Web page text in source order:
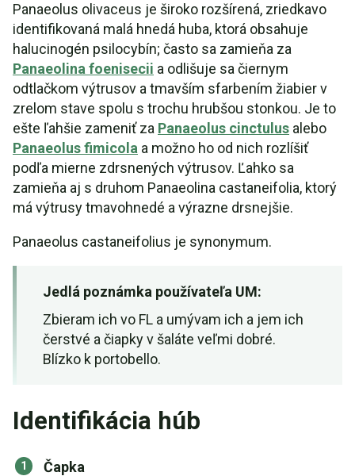
Panaeolus olivaceus je široko rozšírená, zriedkavo
identifikovaná malá hnedá huba, ktorá obsahuje
halucinogén psilocybín; často sa zamieňa za
Panaeolina foenisecii a odlišuje sa čiernym
odtlačkom výtrusov a tmavším sfarbením žiabier v
zrelom stave spolu s trochu hrubšou stonkou. Je to
ešte ľahšie zameniť za Panaeolus cinctulus alebo
Panaeolus fimicola a možno ho od nich rozlíšiť
podľa mierne zdrsnených výtrusov. Ľahko sa
zamieňa aj s druhom Panaeolina castaneifolia, ktorý
má výtrusy tmavohnedé a výrazne drsnejšie.
Panaeolus castaneifolius je synonymum.
Jedlá poznámka používateľa UM:
Zbieram ich vo FL a umývam ich a jem ich
čerstvé a čiapky v šaláte veľmi dobré.
Blízko k portobello.
Identifikácia húb
Čapka